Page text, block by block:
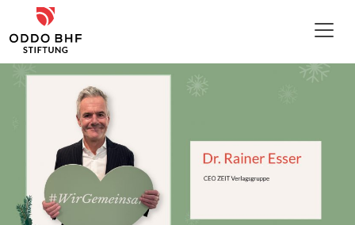
Zum Inhalt
ODDO BHF Stiftung